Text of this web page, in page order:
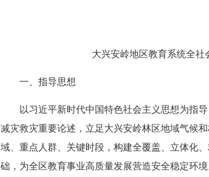
大兴安岭地区教育系统全社
一、 指导思想
以习近平新时代中国特色社会主义思想为指
减灾救灾重要论述，立足大兴安岭林区地域气候
域、重点人群、关键时段，构建全覆盖、立体化
础，为全区教育事业高质量发展营造安全稳定环境